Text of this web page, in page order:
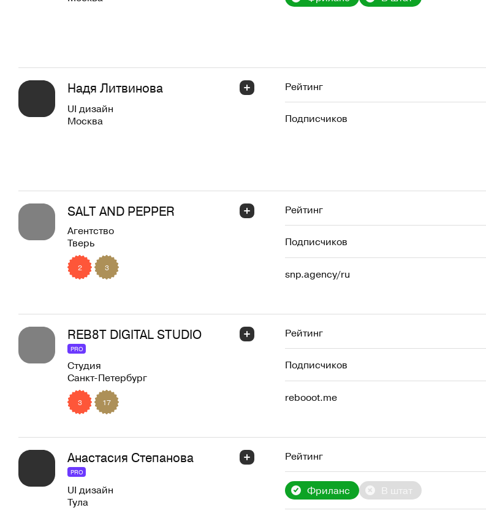
Надя Литвинова
UI дизайн
Москва
Рейтинг
Подписчиков
SALT AND PEPPER
Агентство
Тверь
2 3
Рейтинг
Подписчиков
snp.agency/ru
REB8T DIGITAL STUDIO
PRO
Студия
Санкт-Петербург
3 17
Рейтинг
Подписчиков
rebooot.me
Анастасия Степанова
PRO
UI дизайн
Тула
Рейтинг
Фриланс В штат